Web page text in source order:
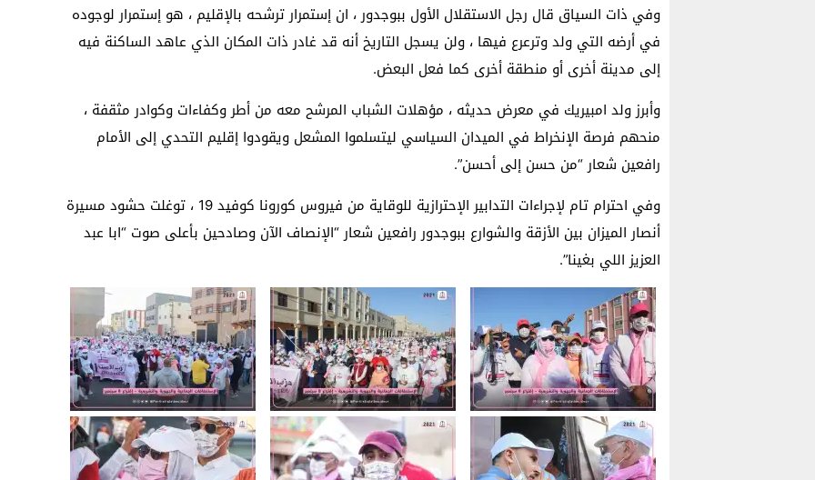
وفي ذات السياق قال رجل الاستقلال الأول ببوجدور ، ان إستمرار ترشحه بالإقليم ، هو إستمرار لوجوده
في أرضه التي ولد وترعرع فيها ، ولن يسجل التاريخ أنه قد غادر ذات المكان الذي عاهد الساكنة فيه
إلى مدينة أخرى أو منطقة أخرى كما فعل البعض.
وأبرز ولد امبيريك في معرض حديثه ، مؤهلات الشباب المرشح معه من أطر وكفاءات وكوادر مثقفة ،
منحهم فرصة الإنخراط في الميدان السياسي ليتسلموا المشعل ويقودوا إقليم التحدي إلى الأمام
رافعين شعار “من حسن إلى أحسن”.
وفي احترام تام لإجراءات التدابير الإحترازية للوقاية من فيروس كورونا كوفيد 19 ، توغلت حشود مسيرة
أنصار الميزان بين الأزقة والشوارع ببوجدور رافعين شعار “الإنصاف الآن وصادحين بأعلى صوت “ابا عبد
العزيز اللي بغينا”.